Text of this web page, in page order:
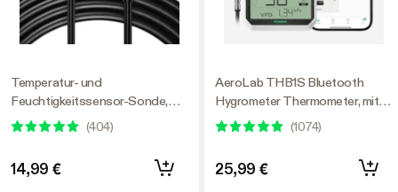
Temperatur- und
Feuchtigkeitssensor-Sonde,
wasserdichte Edelstahl-Sonde
zur Umgebungsüberwachung für
GrowHub Controller E42/E42A,
AeroLab THB1/THB1S, 3m
(404)
14,99 €
AeroLab THB1S Bluetooth
Hygrometer Thermometer, mit
externer Sensorsonde inkl.
(1074)
25,99 €